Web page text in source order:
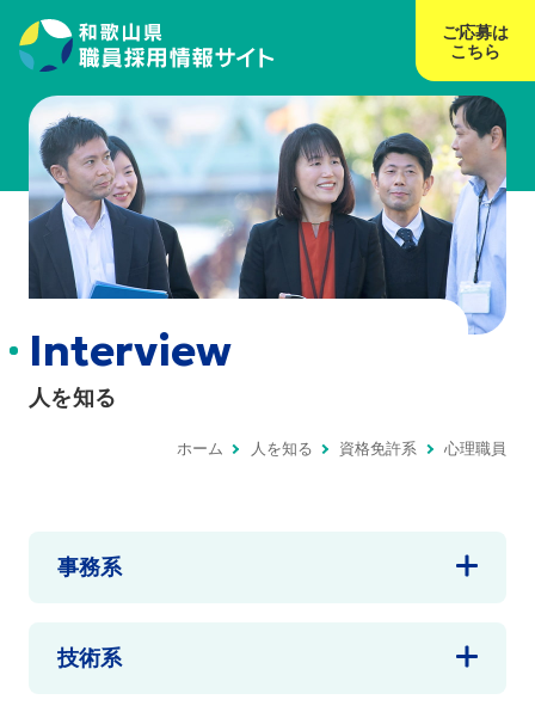
ご応募は
こちら
Interview
人を知る
ホーム 人を知る 資格免許系 心理職員
事務系
技術系